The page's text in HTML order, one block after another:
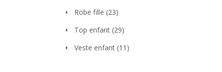
Robe fille (23)
Top enfant (29)
Veste enfant (11)